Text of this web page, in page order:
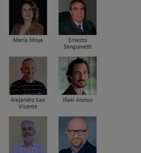
María Moya
Ernesto
Sanguinetti
Alejandro San
Vicente
Iñaki Alonso